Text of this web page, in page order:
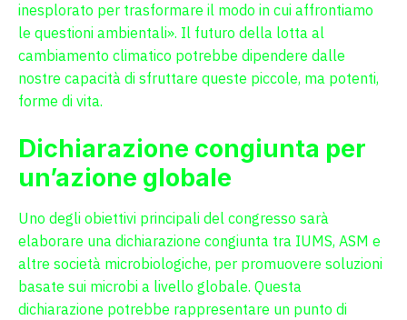
inesplorato per trasformare il modo in cui affrontiamo
le questioni ambientali». Il futuro della lotta al
cambiamento climatico potrebbe dipendere dalle
nostre capacità di sfruttare queste piccole, ma potenti,
forme di vita.
Dichiarazione congiunta per
un’azione globale
Uno degli obiettivi principali del congresso sarà
elaborare una dichiarazione congiunta tra IUMS, ASM e
altre società microbiologiche, per promuovere soluzioni
basate sui microbi a livello globale. Questa
dichiarazione potrebbe rappresentare un punto di